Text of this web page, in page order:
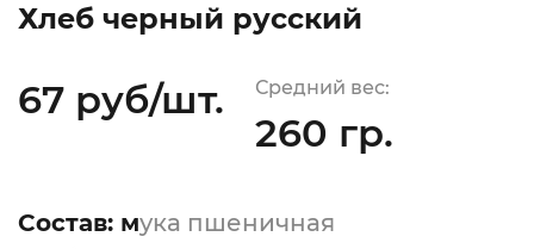
Хлеб черный русский
67 руб/шт. Средний вес:
260 гр.
Состав: мука пшеничная